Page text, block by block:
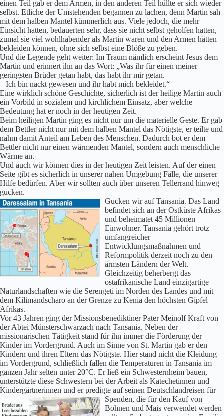
einen Teil gab er dem Armen, in den anderen Teil hüllte er sich wieder
selbst. Etliche der Umstehenden begannen zu lachen, denn Martin sah
mit dem halben Mantel kümmerlich aus. Viele jedoch, die mehr
Einsicht hatten, bedauerten sehr, dass sie nicht selbst geholfen hatten,
zumal sie viel wohlhabender als Martin waren und den Armen hätten
bekleiden können, ohne sich selbst eine Blöße zu geben.
Und die Legende geht weiter: Im Traum nämlich erscheint Jesus dem
Martin und erinnert ihn an das Wort: „Was ihr für einen meiner
geringsten Brüder getan habt, das habt ihr mir getan.
– Ich bin nackt gewesen und ihr habt mich bekleidet.“
Eine wirklich schöne Geschichte, sicherlich ist der heilige Martin auch
ein Vorbild in sozialem und kirchlichem Einsatz, aber welche
Bedeutung hat er noch in der heutigen Zeit.
Beim heiligen Martin ging es nicht nur um die materielle Geste. Er gab
dem Bettler nicht nur mit dem halben Mantel das Nötigste, er teilte und
nahm damit Anteil am Leben des Menschen. Dadurch bot er dem
Bettler nicht nur einen wärmenden Mantel, sondern auch menschliche
Wärme an.
Und auch wir können dies in der heutigen Zeit leisten. Auf der einen
Seite gibt es sicherlich in unserer nahen Umgebung Fälle, die unserer
Hilfe bedürfen. Aber wir sollten auch über unseren Tellerrand hinweg
gucken.
Gucken wir auf Tansania. Das Land
befindet sich an der Ostküste Afrikas
und beheimatet 45 Millionen
Einwohner. Tansania gehört trotz
umfangreicher
Entwicklungsmaßnahmen und
Reformpolitik derzeit noch zu den
ärmsten Ländern der Welt.
Gleichzeitig beherbergt das
ostafrikanische Land einzigartige
Naturlandschaften wie die Serengeti im Norden des Landes und mit
dem Kilimandscharo an der Grenze zu Kenia den höchsten Gipfel
Afrikas.
Vor 43 Jahren ging der Missionsbenediktiner Pater Meinolf Kraft von
der Abtei Münsterschwarzach nach Tansania. Neben der
missionarischen Tätigkeit stand für ihn immer die Förderung der
Kinder im Vordergrund. Auch im Sinne von St. Martin gab er den
Kindern und ihren Eltern das Nötigste. Hier stand nicht die Kleidung
im Vordergrund, schließlich fallen die Temperaturen in Tansania im
ganzen Jahr selten unter 20°C. Er ließ ein Schwesternheim bauen,
unterstützte diese Schwestern bei der Arbeit als Katechetinnen und
Kindergärtnerinnen und er predigte auf seinen Deutschlandreisen für
Spenden, die für den Kauf von
Bohnen und Mais verwendet werden